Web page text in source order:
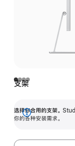
支架
选择你合用的支架。
你的各种安装需求。
展